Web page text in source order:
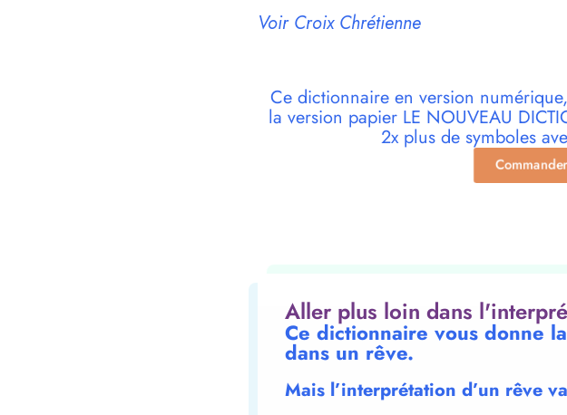
Voir Croix Chrétienne
Ce dictionnaire en version
la version papier LE NOUVEAU
2x plus de symboles
Aller plus loin dans
Ce dictionnaire vous donne
dans un rêve.
Mais l’interprétation d’un rêve